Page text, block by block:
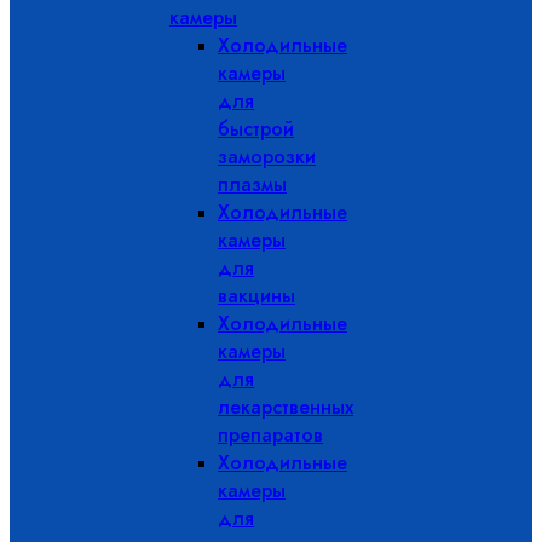
камеры
Холодильные
камеры
для
быстрой
заморозки
плазмы
Холодильные
камеры
для
вакцины
Холодильные
камеры
для
лекарственных
препаратов
Холодильные
камеры
для